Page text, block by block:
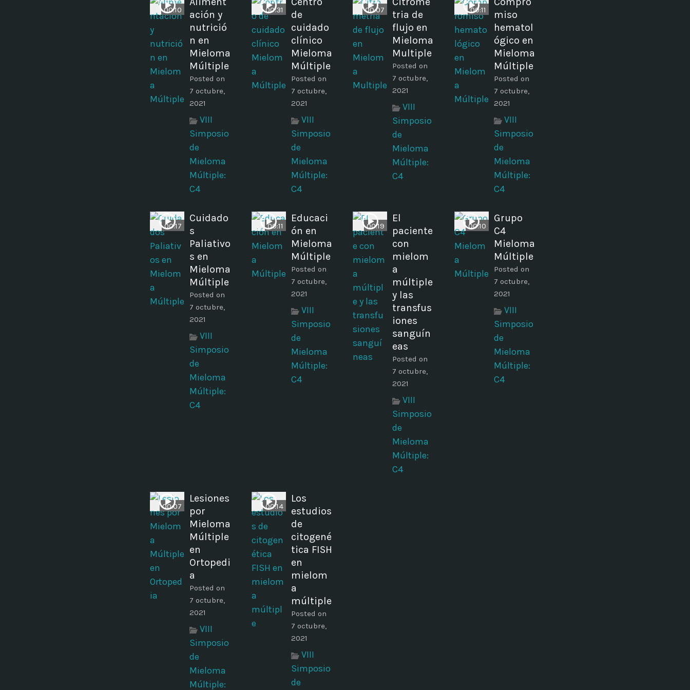
00:10
ación y
nutrició
n en
Mieloma
Múltiple
Posted on
7 octubre,
2021
VIII
Simposio
de
Mieloma
Múltiple:
C4
00:31
de
cuidado
clínico
Mieloma
Múltiple
Posted on
7 octubre,
2021
VIII
Simposio
de
Mieloma
Múltiple:
C4
00:07
tria de
flujo en
Mieloma
Multiple
Posted on
7 octubre,
2021
VIII
Simposio
de
Mieloma
Múltiple:
C4
00:11
miso
hematol
ógico en
Mieloma
Múltiple
Posted on
7 octubre,
2021
VIII
Simposio
de
Mieloma
Múltiple:
C4
00:17
Cuidado
s
Paliativo
s en
Mieloma
Múltiple
Posted on
7 octubre,
2021
VIII
Simposio
de
Mieloma
Múltiple:
C4
00:11
Educaci
ón en
Mieloma
Múltiple
Posted on
7 octubre,
2021
VIII
Simposio
de
Mieloma
Múltiple:
C4
00:19
El
paciente
con
mielom
a
múltiple
y las
transfus
iones
sanguín
eas
Posted on
7 octubre,
2021
VIII
Simposio
de
Mieloma
Múltiple:
C4
00:10
Grupo
C4
Mieloma
Múltiple
Posted on
7 octubre,
2021
VIII
Simposio
de
Mieloma
Múltiple:
C4
00:07
Lesiones
por
Mieloma
Múltiple
en
Ortopedi
a
Posted on
7 octubre,
2021
VIII
Simposio
de
Mieloma
Múltiple:
00:14
Los
estudios
de
citogené
tica FISH
en
mielom
a
múltiple
Posted on
7 octubre,
2021
VIII
Simposio
de